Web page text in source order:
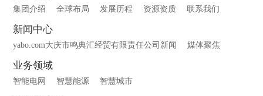
集团介绍 全球布局 发展历程 资源资质 联系我们
新闻中心
yabo.com大庆市鸣典汇经贸有限责任公司新闻 媒体聚焦
业务领域
智能电网 智慧能源 智慧城市